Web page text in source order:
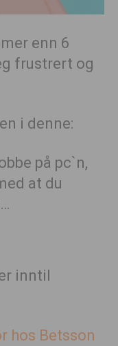
enn 6
frustrert og
i denne:
på pc`n,
at du
inntil
hos Betsson